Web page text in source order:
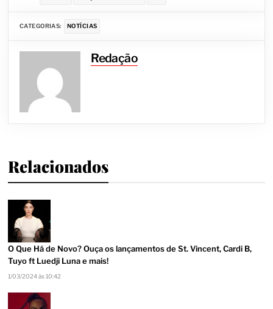
CATEGORIAS: NOTÍCIAS
Redação
Relacionados
O Que Há de Novo? Ouça os lançamentos de St. Vincent, Cardi B,
Tuyo ft Luedji Luna e mais!
1/03/2024 às 10:42